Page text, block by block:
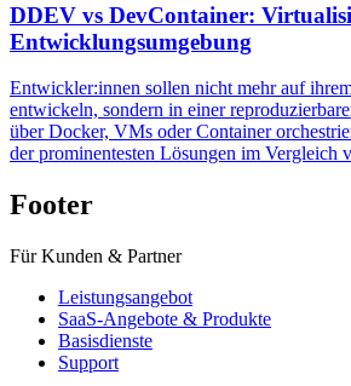
DDEV vs DevContainer:
Entwicklungsumgebung
Entwickler:innen sollen nicht mehr auf
entwickeln, sondern in einer
über Docker, VMs oder Container
der prominentesten Lösungen im Vergleich
Footer
Für Kunden & Partner
Leistungsangebot
SaaS-Angebote & Produkte
Basisdienste
Support